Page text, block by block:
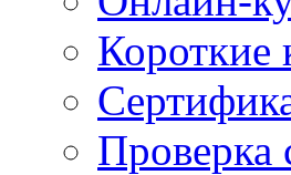
Короткие
Проверка